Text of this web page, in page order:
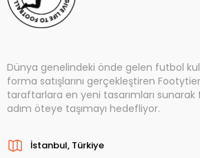
Dünya genelindeki önde gelen futbol
forma satışlarını gerçekleştiren
taraftarlara en yeni tasarımları
adım öteye taşımayı hedefliyor.
İstanbul, Türkiye